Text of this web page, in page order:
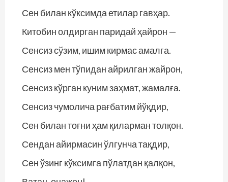
Сен билан кўксимда етилар гавҳар.
Китобин олдирган паридай ҳайрон —
Сенсиз сўзим, ишим кирмас амалга.
Сенсиз мен тўпидан айрилган жайрон,
Сенсиз кўрган куним заҳмат, жамалға.
Сенсиз чумолича рағбатим йўқдир,
Сен билан тоғни ҳам қиларман толқон.
Сендан айирмасин ўлгунча тақдир,
Сен ўзинг кўксимга пўлатдан қалқон,